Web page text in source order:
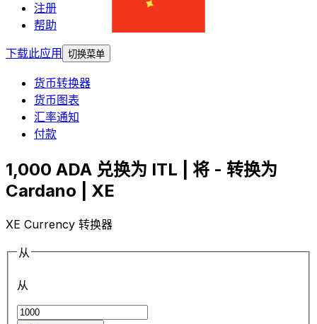
注册
帮助
下载此应用
切换菜单
货币转换器
货币图表
汇率通知
付款
1,000 ADA 兑换为 ITL | 将 - 转换为
Cardano | XE
XE Currency 转换器
从
从